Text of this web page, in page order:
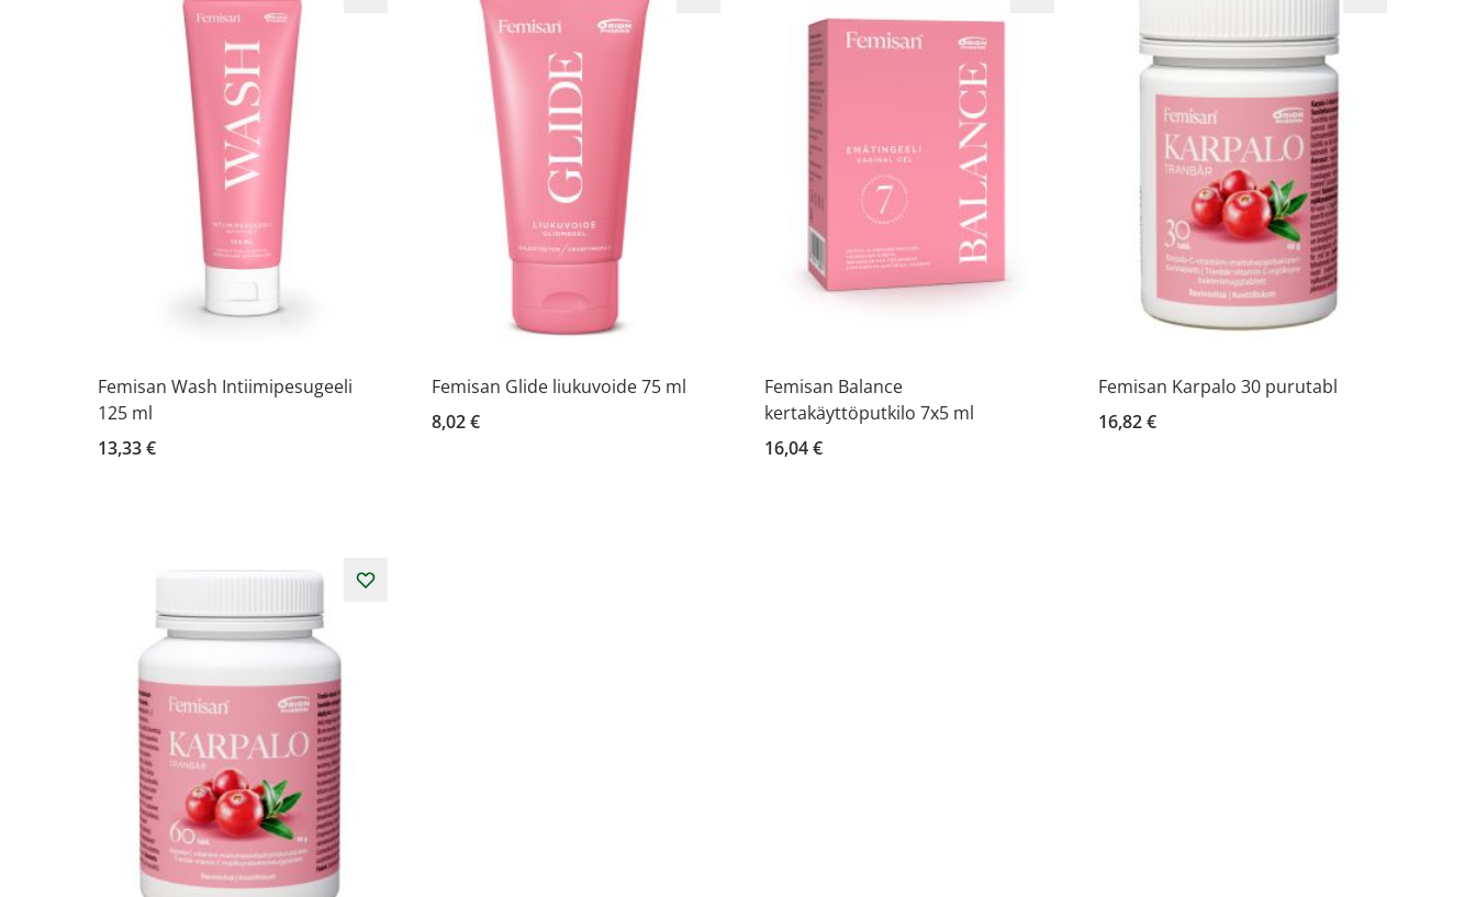
Femisan Wash Intiimipesugeeli
125 ml
13,33 €
Femisan Glide liukuvoide 75 ml
8,02 €
Femisan Balance
kertakäyttöputkilo 7x5 ml
16,04 €
Femisan Karpalo 30 purutabl
16,82 €